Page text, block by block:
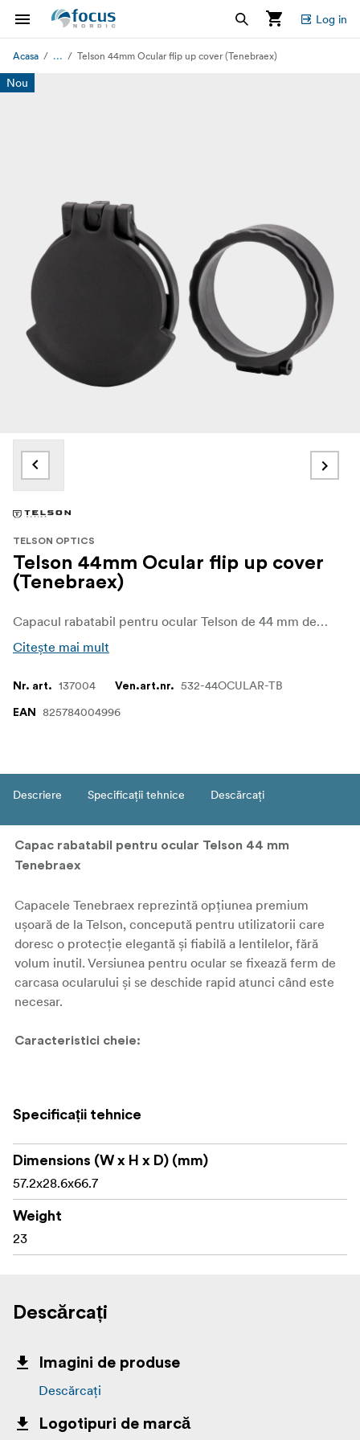
Log in
Acasa ... Telson 44mm Ocular flip up cover (Tenebraex)
Nou
TELSON OPTICS
Telson 44mm Ocular flip up cover
(Tenebraex)
Capacul rabatabil pentru ocular Telson de 44 mm de la Tenebraex este un capac de calitate superioară pentru ocularele compatibile cu sistemele optice Telson, dotate cu un carcasă pentru ocular de 44 mm. Este conceput pentru a proteja lentila din spate de praf, murdărie și intemperii, menținând în același timp sistemul optic gata de utilizare rapidă.
Citește mai mult
Nr. art. 137004 Ven.art.nr. 532-44OCULAR-TB
EAN 825784004996
Descriere Specificații tehnice Descărcați
Capac rabatabil pentru ocular Telson 44 mm
Tenebraex
Capacele Tenebraex reprezintă opțiunea premium
ușoară de la Telson, concepută pentru utilizatorii care
doresc o protecție elegantă și fiabilă a lentilelor, fără
volum inutil. Versiunea pentru ocular se fixează ferm de
carcasa ocularului și se deschide rapid atunci când este
necesar.
Caracteristici cheie:
Se potrivește lunetelor Telson compatibile cu
Potrivit pentru carcasele oculare Toxin 3-18x50 și
Target Master Victory 5-32x56
Construcție ușoară de calitate superioară
Protejează lentila ocularului de praf și resturi
Se fixează ferm pe carcasa lentilei oculare
Conținutul cutiei:
Specificații tehnice
Dimensions (W x H x D) (mm)
57.2x28.6x66.7
Weight
23
Descărcați
Imagini de produse
Descărcați
Logotipuri de marcă